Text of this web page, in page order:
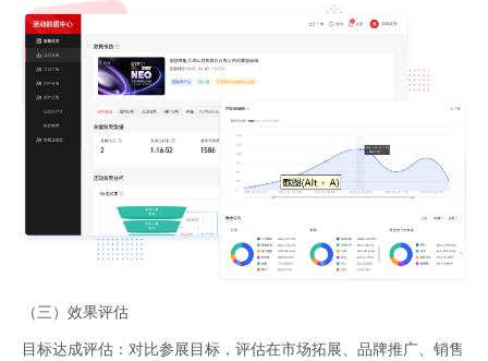
（三）效果评估
目标达成评估：对比参展目标，评估在市场拓展、品牌推广、销售